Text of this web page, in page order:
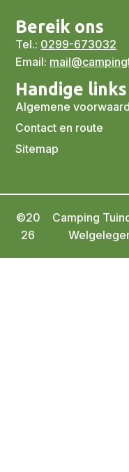
Bereik ons
Tel.: 0299-673032
Email:
Handige links
Algemene
Contact en route
Sitemap
©20
26
Camping